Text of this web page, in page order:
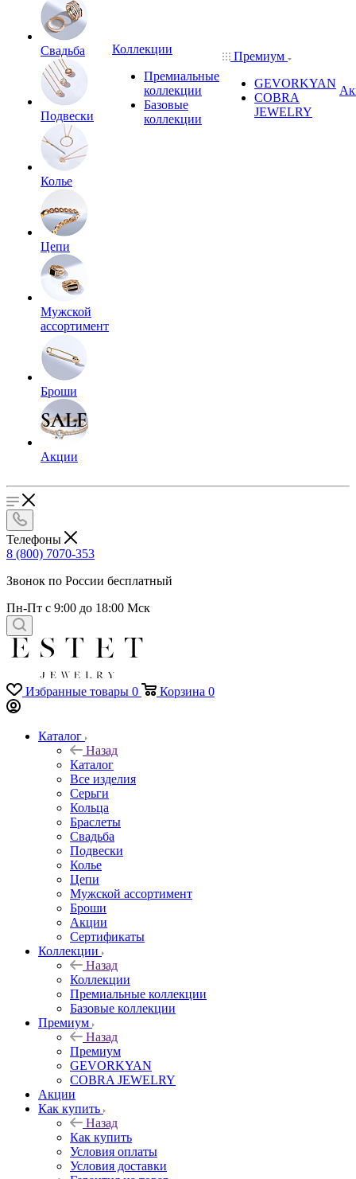
Свадьба
Подвески
Колье
Цепи
Мужской
ассортимент
Броши
Акции
Коллекции
Премиальные
коллекции
Базовые
коллекции
Премиум
GEVORKYAN
COBRA
JEWELRY
Телефоны
8 (800) 7070-353
Звонок по России бесплатный
Пн-Пт с 9:00 до 18:00 Мск
Избранные товары 0 Корзина 0
Каталог
Назад
Каталог
Все изделия
Серьги
Кольца
Браслеты
Свадьба
Подвески
Колье
Цепи
Мужской ассортимент
Броши
Акции
Сертификаты
Коллекции
Назад
Коллекции
Премиальные коллекции
Базовые коллекции
Премиум
Назад
Премиум
GEVORKYAN
COBRA JEWELRY
Акции
Как купить
Назад
Как купить
Условия оплаты
Условия доставки